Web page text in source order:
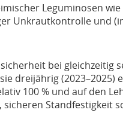
Leguminosen
Unkrautkontrolle und
bei
dreijährig
100 % und auf den
sicheren Standfestigkeit